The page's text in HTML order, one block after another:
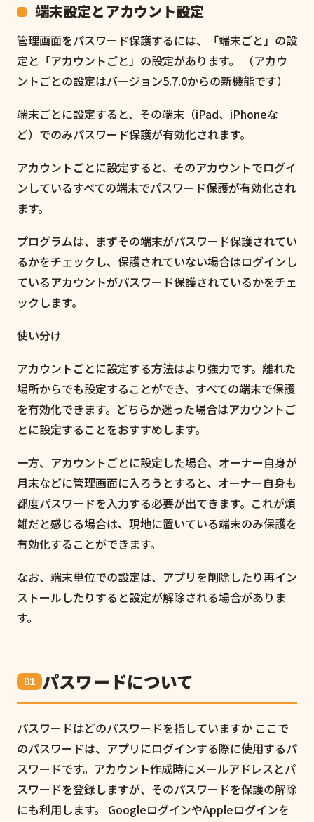
端末設定とアカウント設定
管理画面をパスワード保護するには、「端末ごと」の設
定と「アカウントごと」の設定があります。 （アカウ
ントごとの設定はバージョン5.7.0からの新機能です）
端末ごとに設定すると、その端末（iPad、iPhoneな
ど）でのみパスワード保護が有効化されます。
アカウントごとに設定すると、そのアカウントでログイ
ンしているすべての端末でパスワード保護が有効化され
ます。
プログラムは、まずその端末がパスワード保護されてい
るかをチェックし、保護されていない場合はログインし
ているアカウントがパスワード保護されているかをチェ
ックします。
使い分け
アカウントごとに設定する方法はより強力です。離れた
場所からでも設定することができ、すべての端末で保護
を有効化できます。どちらか迷った場合はアカウントご
とに設定することをおすすめします。
一方、アカウントごとに設定した場合、オーナー自身が
月末などに管理画面に入ろうとすると、オーナー自身も
都度パスワードを入力する必要が出てきます。これが煩
雑だと感じる場合は、現地に置いている端末のみ保護を
有効化することができます。
なお、端末単位での設定は、アプリを削除したり再イン
ストールしたりすると設定が解除される場合がありま
す。
パスワードについて
パスワードはどのパスワードを指していますか ここで
のパスワードは、アプリにログインする際に使用するパ
スワードです。アカウント作成時にメールアドレスとパ
スワードを登録しますが、そのパスワードを保護の解除
にも利用します。 GoogleログインやAppleログインを